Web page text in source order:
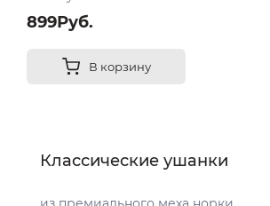
899Руб.
В корзину
Классические ушанки